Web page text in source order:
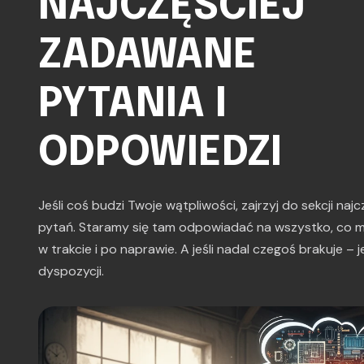
ZADAWANE
PYTANIA I
ODPOWIEDZI
Jeśli coś budzi Twoje wątpliwości, zajrzyj do sekcji
pytań. Staramy się tam odpowiadać na wszystko, co
w trakcie i po naprawie. A jeśli nadal czegoś brakuje –
dyspozycji.